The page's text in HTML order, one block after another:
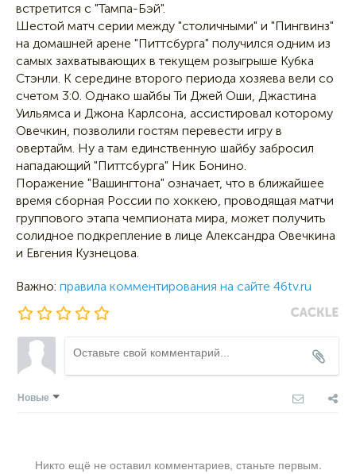
встретится с "Тампа-Бэй".
Шестой матч серии между "столичными" и "Пингвинз"
на домашней арене "Питтсбурга" получился одним из
самых захватывающих в текущем розыгрыше Кубка
Стэнли. К середине второго периода хозяева вели со
счетом 3:0. Однако шайбы Ти Джей Оши, Джастина
Уильямса и Джона Карлсона, ассистировал которому
Овечкин, позволили гостям перевести игру в
овертайм. Ну а там единственную шайбу забросил
нападающий "Питтсбурга" Ник Бонино.
Поражение "Вашингтона" означает, что в ближайшее
время сборная России по хоккею, проводящая матчи
группового этапа чемпионата мира, может получить
солидное подкрепление в лице Александра Овечкина
и Евгения Кузнецова.
Важно: правила комментирования на сайте 46tv.ru
Новые
Никто ещё не оставил комментариев, станьте первым.